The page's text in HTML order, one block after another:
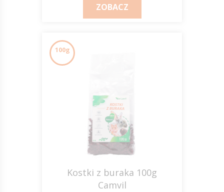
ZOBACZ
100g
Kostki z buraka 100g
Camvil